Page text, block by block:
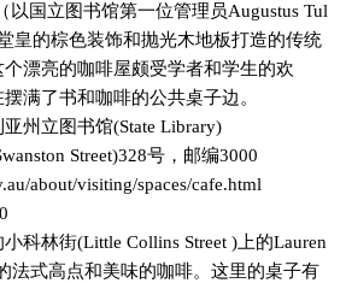
（以国立图书馆第一位管理员Augustus Tul
皇的棕色装饰和抛光木地板打造的传统
漂亮的咖啡屋颇受学者和学生的欢
满了书和咖啡的公共桌子边。
州立图书馆(State Library)
Street)328号，邮编3000
about/visiting/spaces/cafe.html
小科林街(Little Collins Street )上的Lauren
法式高点和美味的咖啡。这里的桌子有